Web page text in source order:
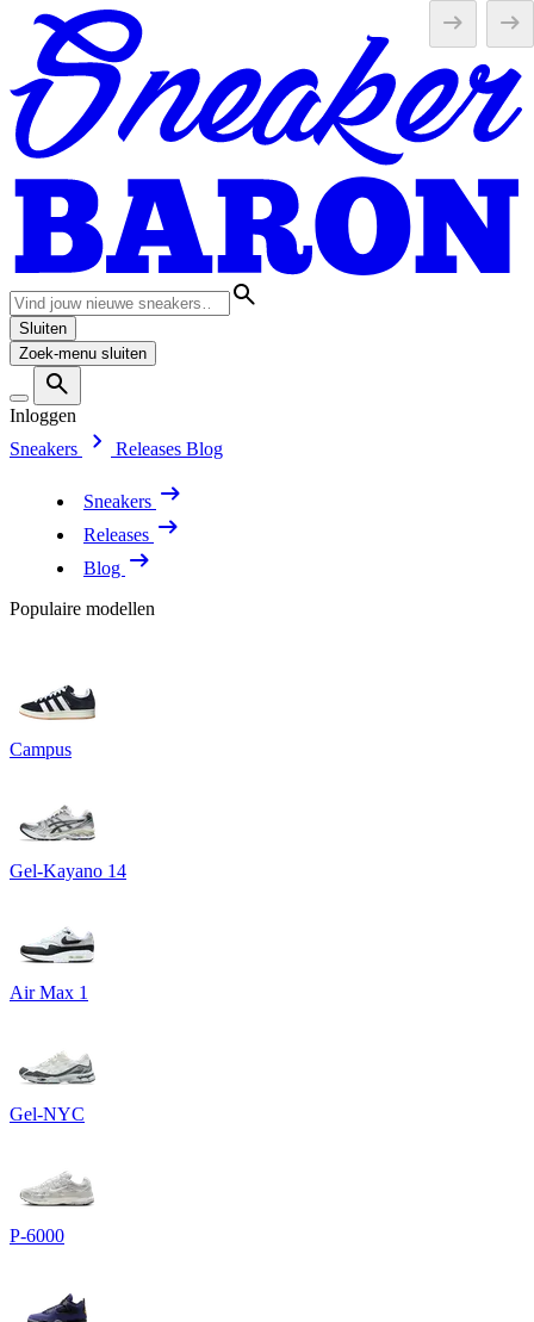
Sluiten
Zoek-menu sluiten
Inloggen
Sneakers
Releases Blog
Sneakers
Releases
Blog
Populaire modellen
Campus
Gel-Kayano 14
Air Max 1
Gel-NYC
P-6000